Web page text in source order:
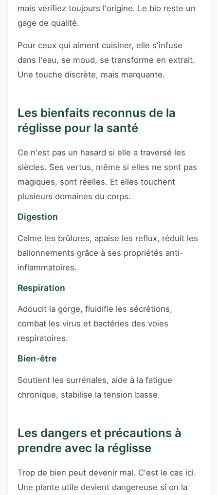
mais vérifiez toujours l'origine. Le bio reste un
gage de qualité.
Pour ceux qui aiment cuisiner, elle s'infuse
dans l'eau, se moud, se transforme en extrait.
Une touche discrète, mais marquante.
Les bienfaits reconnus de la
réglisse pour la santé
Ce n'est pas un hasard si elle a traversé les
siècles. Ses vertus, même si elles ne sont pas
magiques, sont réelles. Et elles touchent
plusieurs domaines du corps.
Digestion
Calme les brûlures, apaise les reflux, réduit les
ballonnements grâce à ses propriétés anti-
inflammatoires.
Respiration
Adoucit la gorge, fluidifie les sécrétions,
combat les virus et bactéries des voies
respiratoires.
Bien-être
Soutient les surrénales, aide à la fatigue
chronique, stabilise la tension basse.
Les dangers et précautions à
prendre avec la réglisse
Trop de bien peut devenir mal. C'est le cas ici.
Une plante utile devient dangereuse si on la